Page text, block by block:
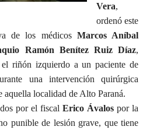
Vera,
ordenó este
de los médicos Marcos Aníbal
Ramón Benítez Ruiz Díaz,
riñón izquierdo a un paciente de
una intervención quirúrgica
aquella localidad de Alto Paraná.
por el fiscal Erico Ávalos por la
punible de lesión grave, que tiene